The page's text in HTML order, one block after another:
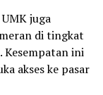
juga
di tingkat
Kesempatan ini
akses ke pasar